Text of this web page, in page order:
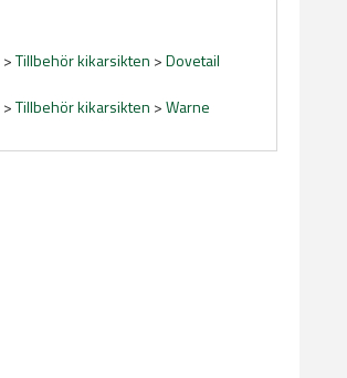
>Tillbehör kikarsikten >Dovetail
>Tillbehör kikarsikten >Warne